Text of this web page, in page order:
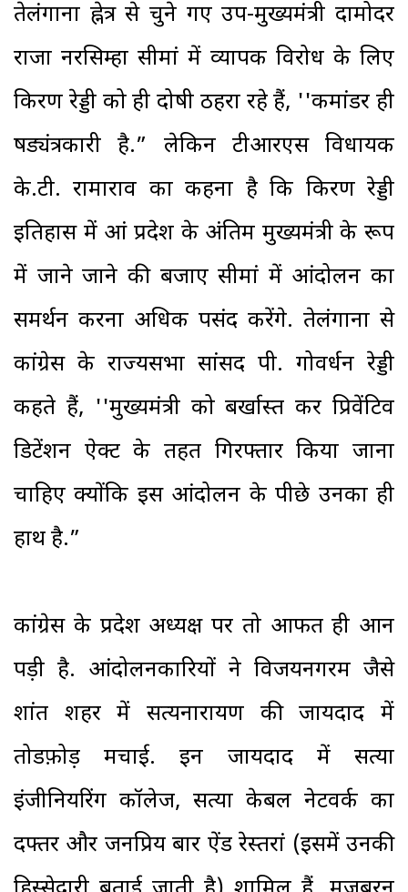
तेलंगाना ह्नेत्र से चुने गए उप-मुख्यमंत्री दामोदर
राजा नरसिम्हा सीमांध्र में व्यापक विरोध के लिए
किरण रेड्डी को ही दोषी ठहरा रहे हैं, ''कमांडर ही
षड्यंत्रकारी है.” लेकिन टीआरएस विधायक
के.टी. रामाराव का कहना है कि किरण रेड्डी
इतिहास में आंध्र प्रदेश के अंतिम मुख्यमंत्री के रूप
में जाने जाने की बजाए सीमांध्र में आंदोलन का
समर्थन करना अधिक पसंद करेंगे. तेलंगाना से
कांग्रेस के राज्यसभा सांसद पी. गोवर्धन रेड्डी
कहते हैं, ''मुख्यमंत्री को बर्खास्त कर प्रिवेंटिव
डिटेंशन ऐक्ट के तहत गिरफ्तार किया जाना
चाहिए क्योंकि इस आंदोलन के पीछे उनका ही
हाथ है.”
कांग्रेस के प्रदेश अध्यक्ष पर तो आफत ही आन
पड़ी है. आंदोलनकारियों ने विजयनगरम जैसे
शांत शहर में सत्यनारायण की जायदाद में
तोडफ़ोड़ मचाई. इन जायदाद में सत्या
इंजीनियरिंग कॉलेज, सत्या केबल नेटवर्क का
दफ्तर और जनप्रिय बार ऐंड रेस्तरां (इसमें उनकी